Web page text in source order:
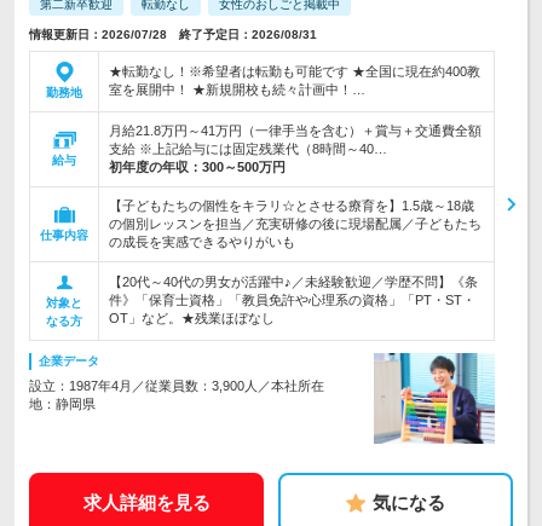
第二新卒歓迎 転勤なし 女性のおしごと掲載中
情報更新日：2026/07/28 終了予定日：2026/08/31
勤務地
★転勤なし！※希望者は転勤も可能です ★全国に現在約400教
室を展開中！ ★新規開校も続々計画中！…
給与
月給21.8万円～41万円（一律手当を含む）＋賞与＋交通費全額
支給 ※上記給与には固定残業代（8時間～40…
初年度の年収： 300～500万円
仕事内容
【子どもたちの個性をキラリ☆とさせる療育を】1.5歳～18歳
の個別レッスンを担当／充実研修の後に現場配属／子どもたち
の成長を実感できるやりがいも
対象と
なる方
【20代～40代の男女が活躍中♪／未経験歓迎／学歴不問】《条
件》「保育士資格」「教員免許や心理系の資格」「PT・ST・
OT」など。★残業ほぼなし
企業データ
設立：1987年4月／従業員数：3,900人／本社所在
地：静岡県
求人詳細を見る 気になる